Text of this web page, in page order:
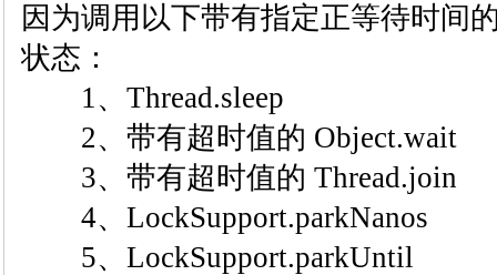
因为调用以下带有指定正等待时间
状态：
1、Thread.sleep
2、带有超时值的 Object.wait
3、带有超时值的 Thread.join
4、LockSupport.parkNanos
5、LockSupport.parkUntil